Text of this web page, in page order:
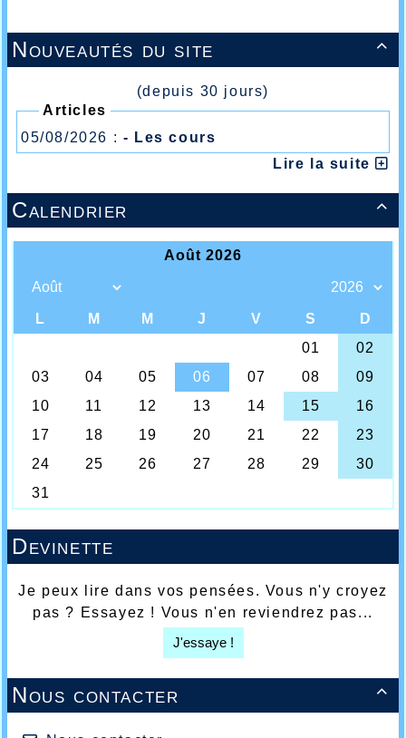

Nouveautés du site
(depuis 30 jours)
Articles
05/08/2026 : - Les cours
Lire la suite

Calendrier
Devinette
Je peux lire dans vos pensées. Vous n'y croyez
pas ? Essayez ! Vous n'en reviendrez pas...
J'essaye !

Nous contacter